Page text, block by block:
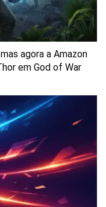
agora a Amazon
em God of War